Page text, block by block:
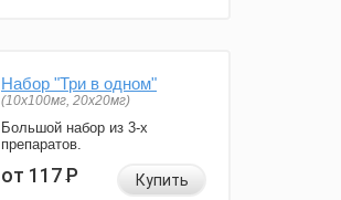
Набор "Три в одном"
(10x100мг, 20x20мг)
Большой набор из 3-х
препаратов.
от 117Р Купить